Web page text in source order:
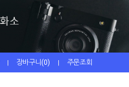
| 장바구니(0) | 주문조회